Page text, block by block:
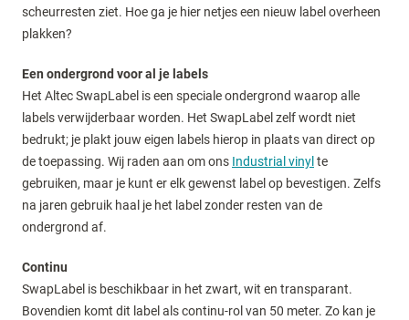
scheurresten ziet. Hoe ga je hier netjes een nieuw label overheen
plakken?
Een ondergrond voor al je labels
Het Altec SwapLabel is een speciale ondergrond waarop alle
labels verwijderbaar worden. Het SwapLabel zelf wordt niet
bedrukt; je plakt jouw eigen labels hierop in plaats van direct op
de toepassing. Wij raden aan om ons Industrial vinyl te
gebruiken, maar je kunt er elk gewenst label op bevestigen. Zelfs
na jaren gebruik haal je het label zonder resten van de
ondergrond af.
Continu
SwapLabel is beschikbaar in het zwart, wit en transparant.
Bovendien komt dit label als continu-rol van 50 meter. Zo kan je